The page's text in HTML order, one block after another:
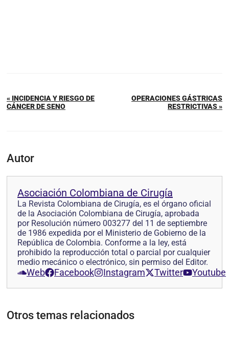
« INCIDENCIA Y RIESGO DE
CÁNCER DE SENO
OPERACIONES GÁSTRICAS
RESTRICTIVAS »
Autor
Asociación Colombiana de Cirugía
La Revista Colombiana de Cirugía, es el órgano oficial
de la Asociación Colombiana de Cirugía, aprobada
por Resolución número 003277 del 11 de septiembre
de 1986 expedida por el Ministerio de Gobierno de la
República de Colombia. Conforme a la ley, está
prohibido la reproducción total o parcial por cualquier
medio mecánico o electrónico, sin permiso del Editor.
Web Facebook Instagram Twitter Youtube
Otros temas relacionados